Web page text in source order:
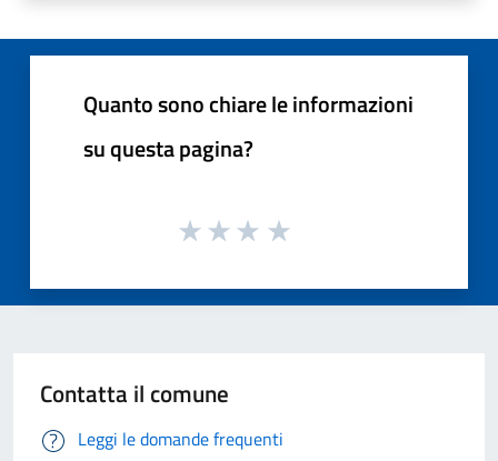
Quanto sono chiare le informazioni
su questa pagina?
Contatta il comune
Leggi le domande frequenti